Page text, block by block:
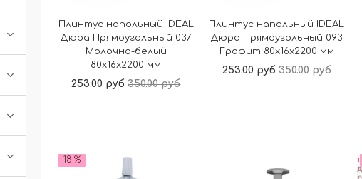
Плинтус напольный IDEAL
Дюра Прямоугольный 037
Молочно-белый
80x16x2200 мм
253.00 руб 350.00 руб
Плинтус напольный IDEAL
Дюра Прямоугольный 093
Графит 80x16x2200 мм
253.00 руб 350.00 руб
18 %